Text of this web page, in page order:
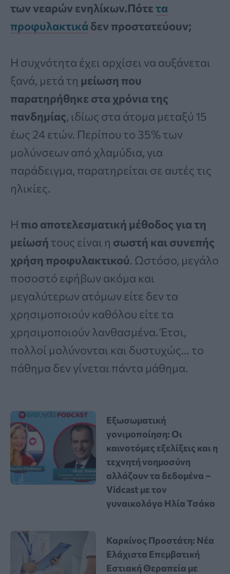
των νεαρών ενηλίκων.Πότετα
προφυλακτικά δεν προστατεύουν;
Η συχνότητα έχει αρχίσει να αυξάνεται
ξανά, μετά τη μείωση που
παρατηρήθηκε στα χρόνια της
πανδημίας, ιδίως στα άτομα μεταξύ 15
έως 24 ετών. Περίπου το 35% των
μολύνσεων από χλαμύδια, για
παράδειγμα, παρατηρείται σε αυτές τις
ηλικίες.
Η πιο αποτελεσματική μέθοδος για τη
μείωσή τους είναι η σωστή και συνεπής
χρήση προφυλακτικού. Ωστόσο, μεγάλο
ποσοστό εφήβων ακόμα και
μεγαλύτερων ατόμων είτε δεν τα
χρησιμοποιούν καθόλου είτε τα
χρησιμοποιούν λανθασμένα. Έτσι,
πολλοί μολύνονται και δυστυχώς… το
πάθημα δεν γίνεται πάντα μάθημα.
Εξωσωματική
γονιμοποίηση: Οι
καινοτόμες εξελίξεις και η
τεχνητή νοημοσύνη
αλλάζουν τα δεδομένα –
Vidcast με τον
γυναικολόγο Ηλία Τσάκο
Καρκίνος Προστάτη: Νέα
Ελάχιστα Επεμβατική
Εστιακή Θεραπεία με